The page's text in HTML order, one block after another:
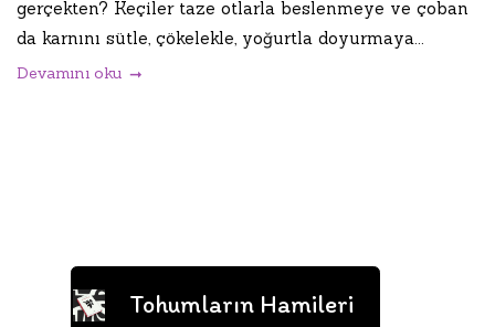
gerçekten? Keçiler taze otlarla beslenmeye ve çoban
da karnını sütle, çökelekle, yoğurtla doyurmaya...
Devamını oku
Tohumların Hamileri